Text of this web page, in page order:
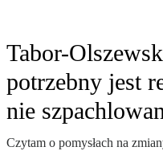
Tabor-
potrzebny jest
nie
Czytam o pomysłach na